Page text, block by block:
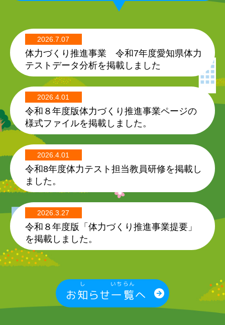
2026.7.07
体力づくり推進事業 令和7年度愛知県体力
テストデータ分析を掲載しました
2026.4.01
令和８年度版体力づくり推進事業ページの
様式ファイルを掲載しました。
2026.4.01
令和8年度体力テスト担当教員研修を掲載し
ました。
2026.3.27
令和８年度版「体力づくり推進事業提要」
を掲載しました。
お知
し
らせ一覧
いちらん
へ